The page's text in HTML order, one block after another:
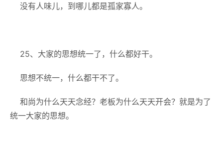
没有人味儿，到哪儿都是孤家寡人。
25、大家的思想统一了，什么都好干。
思想不统一，什么都干不了。
和尚为什么天天念经？老板为什么天天开会？就是为了
统一大家的思想。